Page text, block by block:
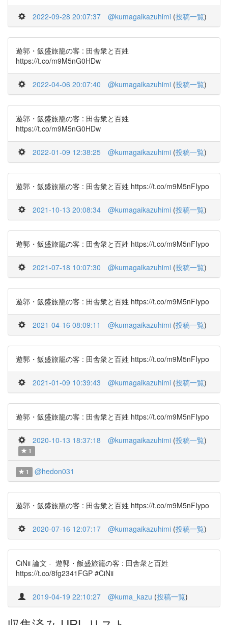
2022-09-28 20:07:37 @kumagaikazuhimi (投稿一覧)
遊郭・飯盛旅籠の客 : 田舎衆と百姓
https://t.co/m9M5nG0HDw
2022-04-06 20:07:40 @kumagaikazuhimi (投稿一覧)
遊郭・飯盛旅籠の客 : 田舎衆と百姓
https://t.co/m9M5nG0HDw
2022-01-09 12:38:25 @kumagaikazuhimi (投稿一覧)
遊郭・飯盛旅籠の客 : 田舎衆と百姓 https://t.co/m9M5nFIypo
2021-10-13 20:08:34 @kumagaikazuhimi (投稿一覧)
遊郭・飯盛旅籠の客 : 田舎衆と百姓 https://t.co/m9M5nFIypo
2021-07-18 10:07:30 @kumagaikazuhimi (投稿一覧)
遊郭・飯盛旅籠の客 : 田舎衆と百姓 https://t.co/m9M5nFIypo
2021-04-16 08:09:11 @kumagaikazuhimi (投稿一覧)
遊郭・飯盛旅籠の客 : 田舎衆と百姓 https://t.co/m9M5nFIypo
2021-01-09 10:39:43 @kumagaikazuhimi (投稿一覧)
遊郭・飯盛旅籠の客 : 田舎衆と百姓 https://t.co/m9M5nFIypo
2020-10-13 18:37:18 @kumagaikazuhimi (投稿一覧)
1
1 @hedon031
遊郭・飯盛旅籠の客 : 田舎衆と百姓 https://t.co/m9M5nFIypo
2020-07-16 12:07:17 @kumagaikazuhimi (投稿一覧)
CiNii 論文 - 遊郭・飯盛旅籠の客 : 田舎衆と百姓
https://t.co/8fg2341FGP #CiNii
2019-04-19 22:10:27 @kuma_kazu (投稿一覧)